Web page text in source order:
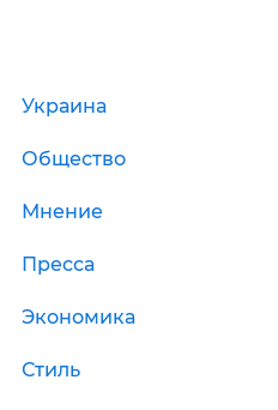
Украина
Общество
Мнение
Пресса
Экономика
Стиль